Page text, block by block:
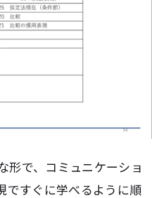
形で、コミュニケーショ
ですぐに学べるように順